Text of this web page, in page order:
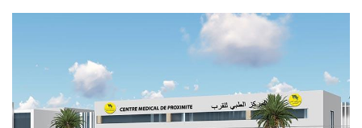
Centro de Día Alzheimer Hay Nahda -
Rabat